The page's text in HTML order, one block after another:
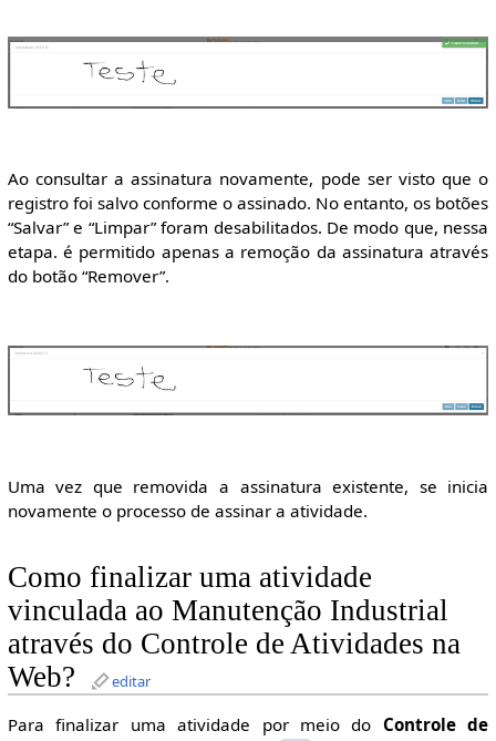
Ao consultar a assinatura novamente, pode ser visto que o
registro foi salvo conforme o assinado. No entanto, os botões
“Salvar” e “Limpar” foram desabilitados. De modo que, nessa
etapa. é permitido apenas a remoção da assinatura através
do botão “Remover”.
Uma vez que removida a assinatura existente, se inicia
novamente o processo de assinar a atividade.
Como finalizar uma atividade
vinculada ao Manutenção Industrial
através do Controle de Atividades na
Web?
editar
Para finalizar uma atividade por meio do Controle de